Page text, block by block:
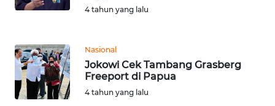
4 tahun yang lalu
Nasional
Jokowi Cek Tambang Grasberg
Freeport di Papua
4 tahun yang lalu
KARIR
DISCLAIMER
Wahana
News
Regional